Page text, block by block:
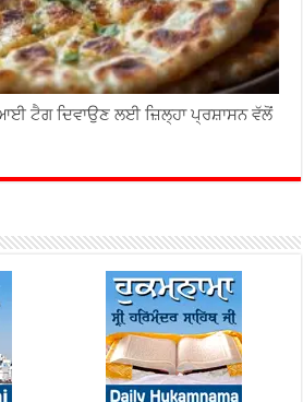
ਟੈਗ ਦਿਵਾਉਣ ਲਈ ਜ਼ਿਲ੍ਹਾ ਪ੍ਰਸ਼ਾਸਨ ਵੱਲੋਂ